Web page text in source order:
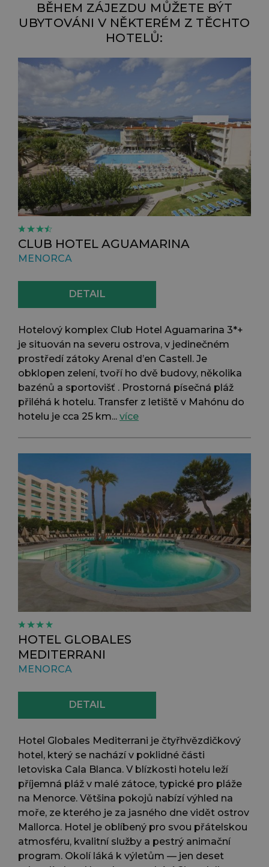
BĚHEM ZÁJEZDU MŮŽETE BÝT
UBYTOVÁNI V NĚKTERÉM Z TĚCHTO
HOTELŮ:
CLUB HOTEL AGUAMARINA
MENORCA
DETAIL
Hotelový komplex Club Hotel Aguamarina 3*+
je situován na severu ostrova, v jedinečném
prostředí zátoky Arenal d’en Castell. Je
obklopen zelení, tvoří ho dvě budovy, několika
bazénů a sportovišť . Prostorná písečná pláž
přiléhá k hotelu. Transfer z letiště v Mahónu do
hotelu je cca 25 km... více
HOTEL GLOBALES
MEDITERRANI
MENORCA
DETAIL
Hotel Globales Mediterrani je čtyřhvězdičkový
hotel, který se nachází v poklidné části
letoviska Cala Blanca. V blízkosti hotelu leží
příjemná pláž v malé zátoce, typické pro pláže
na Menorce. Většina pokojů nabízí výhled na
moře, ze kterého je za jasného dne vidět ostrov
Mallorca. Hotel je oblíbený pro svou přátelskou
atmosféru, kvalitní služby a pestrý animační
program. Okolí láká k výletům — jen deset